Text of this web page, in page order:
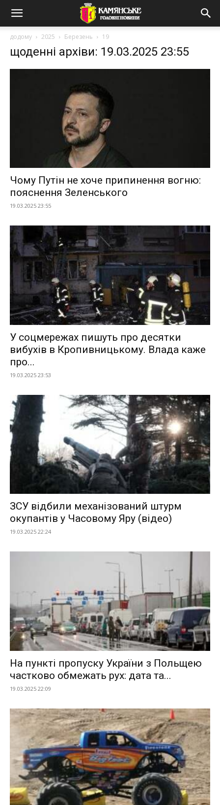
додому 2025 Березень 19
щоденні архіви: 19.03.2025 23:55
Чому Путін не хоче припинення вогню:
пояснення Зеленського
19.03.2025 23:55
У соцмережах пишуть про десятки
вибухів в Кропивницькому. Влада каже
про...
19.03.2025 23:53
ЗСУ відбили механізований штурм
окупантів у Часовому Яру (відео)
19.03.2025 22:24
На пункті пропуску України з Польщею
частково обмежать рух: дата та...
19.03.2025 22:09